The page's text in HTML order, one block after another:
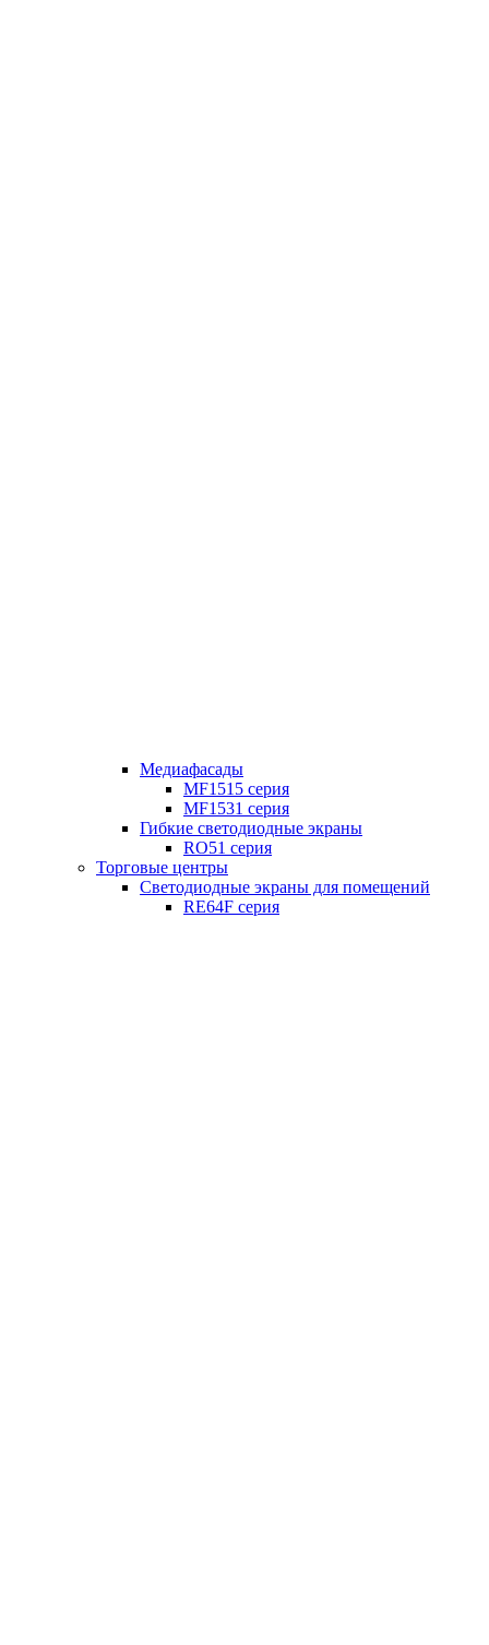
Медиафасады
MF1515 серия
MF1531 серия
Гибкие светодиодные экраны
RO51 серия
Торговые центры
Светодиодные экраны для помещений
RE64F серия